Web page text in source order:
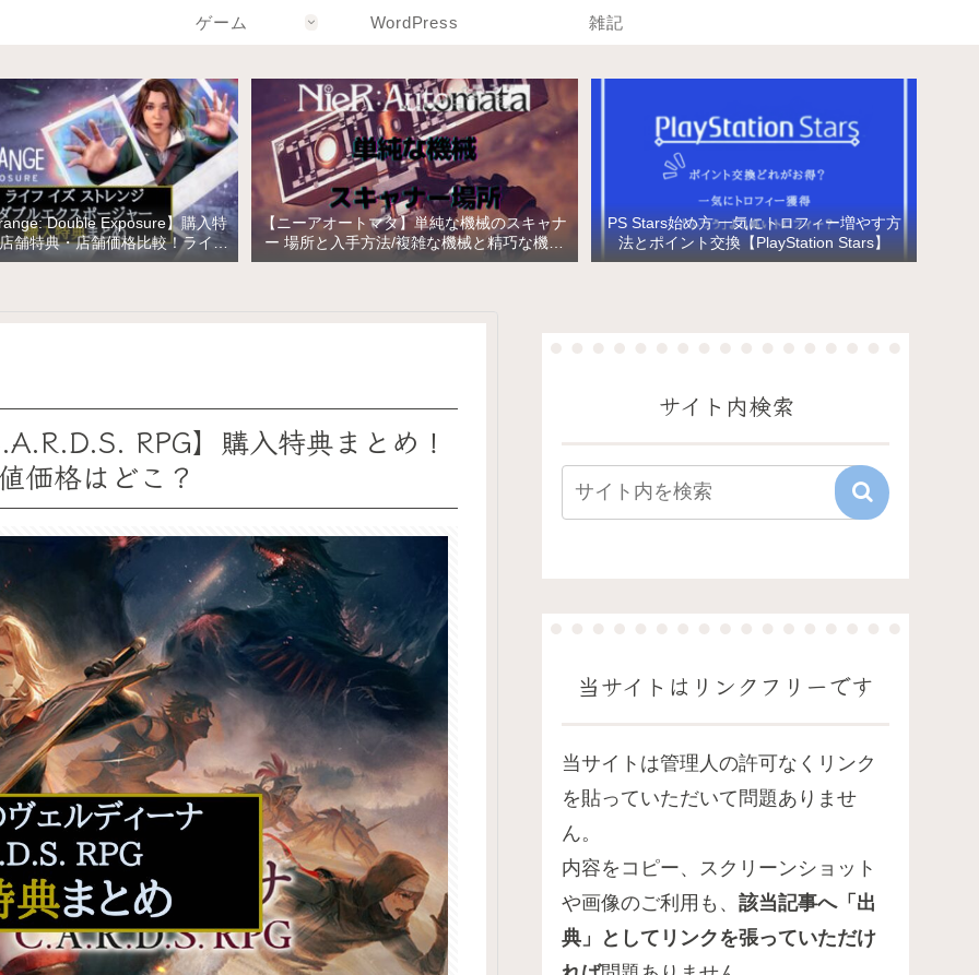
ゲーム WordPress 雑記
Double Exposure】購入特
舗特典・店舗価格比較！ライフ
ンジ ダブルエクスポージャー
【ニーアオートマタ】単純な機械のスキャナ
ー 場所と入手方法/複雑な機械と精巧な機械
の入手
PS Stars始め方 一気にトロフィー増やす方
法とポイント交換【PlayStation Stars】
RPG】購入特典まとめ！
価格はどこ？
サイト内検索
当サイトはリンクフリーです
当サイトは管理人の許可なくリンク
を貼っていただいて問題ありませ
ん。
内容をコピー、スクリーンショット
や画像のご利用も、 該当記事へ「出
典」としてリンクを張っていただけ